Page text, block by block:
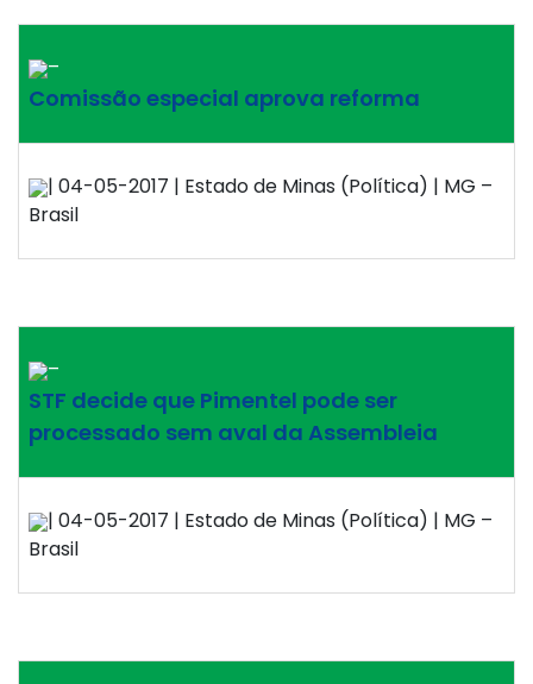
–
Comissão especial aprova reforma
| 04-05-2017 | Estado de Minas (Política) | MG –
Brasil
–
STF decide que Pimentel pode ser
processado sem aval da Assembleia
| 04-05-2017 | Estado de Minas (Política) | MG –
Brasil